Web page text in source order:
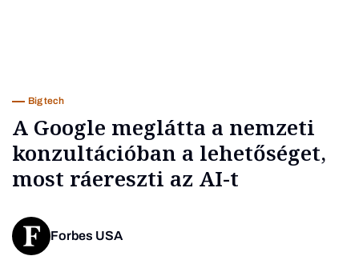
Big tech
A Google meglátta a nemzeti
konzultációban a lehetőséget,
most ráereszti az AI-t
Forbes USA